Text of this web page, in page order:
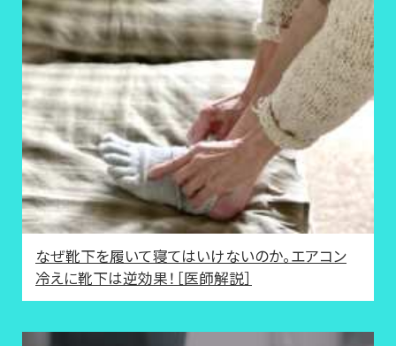
なぜ靴下を履いて寝てはいけないのか。エアコン
冷えに靴下は逆効果！［医師解説］